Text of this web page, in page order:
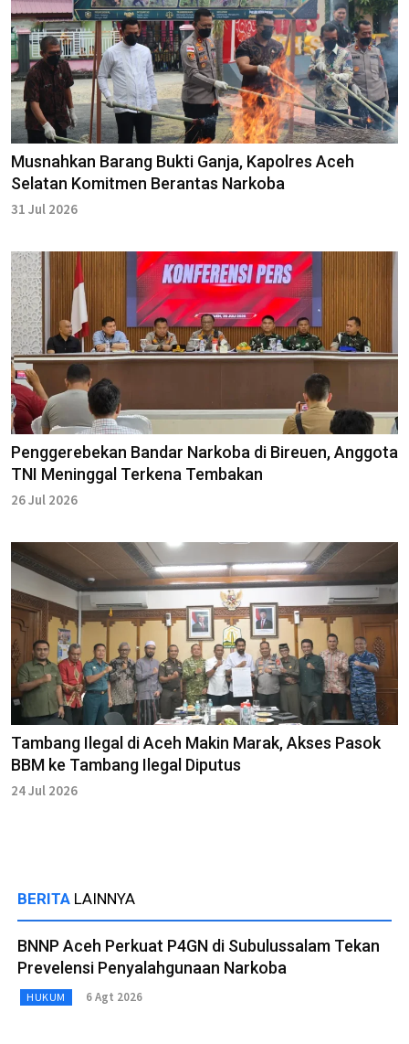
Musnahkan Barang Bukti Ganja, Kapolres Aceh
Selatan Komitmen Berantas Narkoba
31 Jul 2026
Penggerebekan Bandar Narkoba di Bireuen, Anggota
TNI Meninggal Terkena Tembakan
26 Jul 2026
Tambang Ilegal di Aceh Makin Marak, Akses Pasok
BBM ke Tambang Ilegal Diputus
24 Jul 2026
BERITA LAINNYA
BNNP Aceh Perkuat P4GN di Subulussalam Tekan
Prevelensi Penyalahgunaan Narkoba
HUKUM 6 Agt 2026